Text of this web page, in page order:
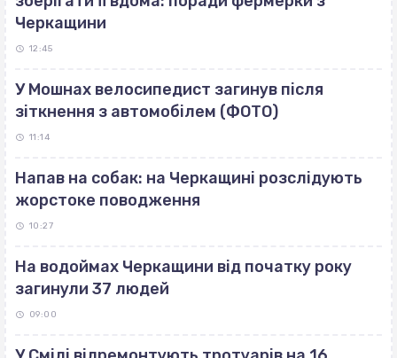
Черкащини
12:45
У Мошнах велосипедист загинув після
зіткнення з автомобілем (ФОТО)
11:14
Напав на собак: на Черкащині розслідують
жорстоке поводження
10:27
На водоймах Черкащини від початку року
загинули 37 людей
09:00